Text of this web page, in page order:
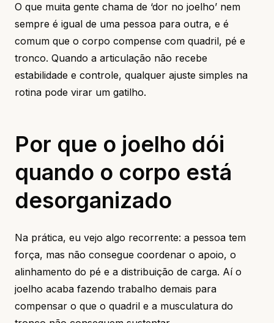
O que muita gente chama de ‘dor no joelho’ nem
sempre é igual de uma pessoa para outra, e é
comum que o corpo compense com quadril, pé e
tronco. Quando a articulação não recebe
estabilidade e controle, qualquer ajuste simples na
rotina pode virar um gatilho.
Por que o joelho dói
quando o corpo está
desorganizado
Na prática, eu vejo algo recorrente: a pessoa tem
força, mas não consegue coordenar o apoio, o
alinhamento do pé e a distribuição de carga. Aí o
joelho acaba fazendo trabalho demais para
compensar o que o quadril e a musculatura do